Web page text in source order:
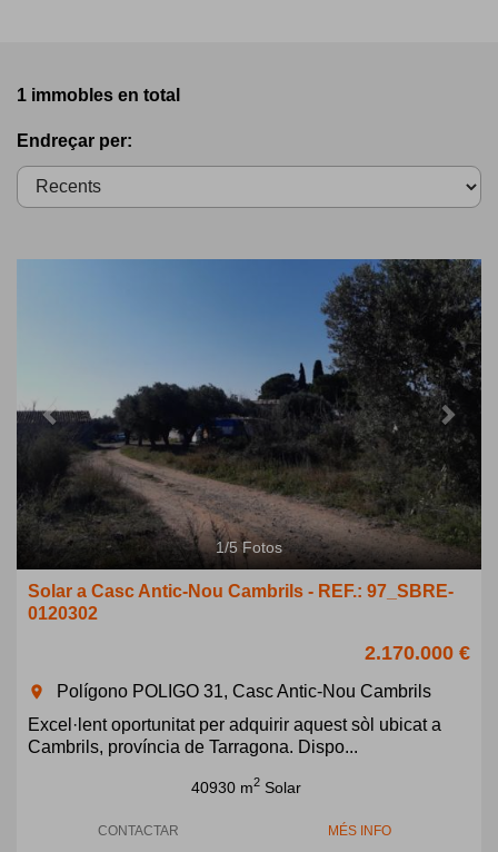
1 immobles en total
Endreçar per:
Next
1/5Fotos
Solar a Casc Antic-Nou Cambrils - REF.: 97_SBRE-
0120302
2.170.000 €
room
Polígono POLIGO 31, Casc Antic-Nou Cambrils
Excel·lent oportunitat per adquirir aquest sòl ubicat a
Cambrils, província de Tarragona. Dispo...
40930 m2 Solar
CONTACTAR MÉS INFO